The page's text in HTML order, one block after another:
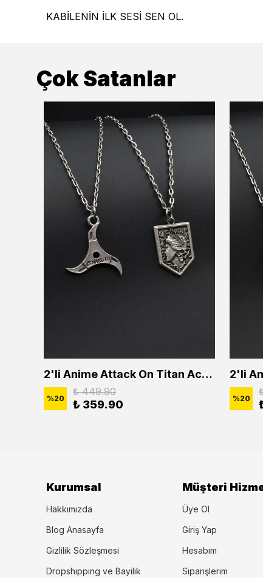
KABİLENİN İLK SESİ SEN OL.
Çok Satanlar
2'li Anime Attack On Titan Acrylic Maria Anime Naruto Erkek Kadın Kolye Seti
%20
₺ 449.90
₺ 359.90 %20
Kurumsal
Hakkımızda
Blog Anasayfa
Gizlilik Sözleşmesi
Dropshipping ve Bayilik
Müşteri
Üye Ol
Giriş Yap
Hesabım
Siparişlerim